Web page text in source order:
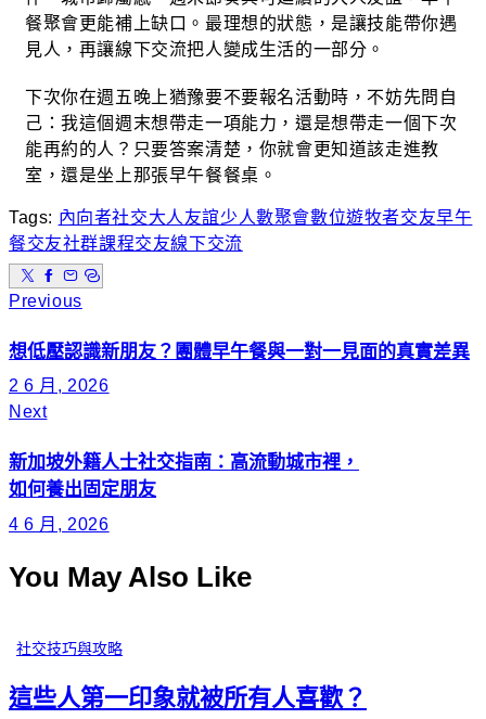
餐聚會更能補上缺口。最理想的狀態，是讓技能帶你遇
見人，再讓線下交流把人變成生活的一部分。
下次你在週五晚上猶豫要不要報名活動時，不妨先問自
己：我這個週末想帶走一項能力，還是想帶走一個下次
能再約的人？只要答案清楚，你就會更知道該走進教
室，還是坐上那張早午餐餐桌。
Tags: 內向者社交大人友誼少人數聚會數位遊牧者交友早午
餐交友社群課程交友線下交流
Previous
想低壓認識新朋友？團體早午餐與一對一見面的真實差異
2 6 月, 2026
Next
新加坡外籍人士社交指南：高流動城市裡，
如何養出固定朋友
4 6 月, 2026
You May Also Like
社交技巧與攻略
這些人第一印象就被所有人喜歡？